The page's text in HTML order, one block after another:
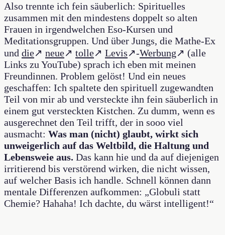
Also trennte ich fein säuberlich: Spirituelles
zusammen mit den mindestens doppelt so alten
Frauen in irgendwelchen Eso-Kursen und
Meditationsgruppen. Und über Jungs, die Mathe-Ex
und die↗ neue↗ tolle↗ Levis↗-Werbung↗ (alle
Links zu YouTube) sprach ich eben mit meinen
Freundinnen. Problem gelöst! Und ein neues
geschaffen: Ich spaltete den spirituell zugewandten
Teil von mir ab und versteckte ihn fein säuberlich in
einem gut versteckten Kistchen. Zu dumm, wenn es
ausgerechnet den Teil trifft, der in sooo viel
ausmacht: Was man (nicht) glaubt, wirkt sich
unweigerlich auf das Weltbild, die Haltung und
Lebensweie aus. Das kann hie und da auf diejenigen
irritierend bis verstörend wirken, die nicht wissen,
auf welcher Basis ich handle. Schnell können dann
mentale Differenzen aufkommen: „Globuli statt
Chemie? Hahaha! Ich dachte, du wärst intelligent!“